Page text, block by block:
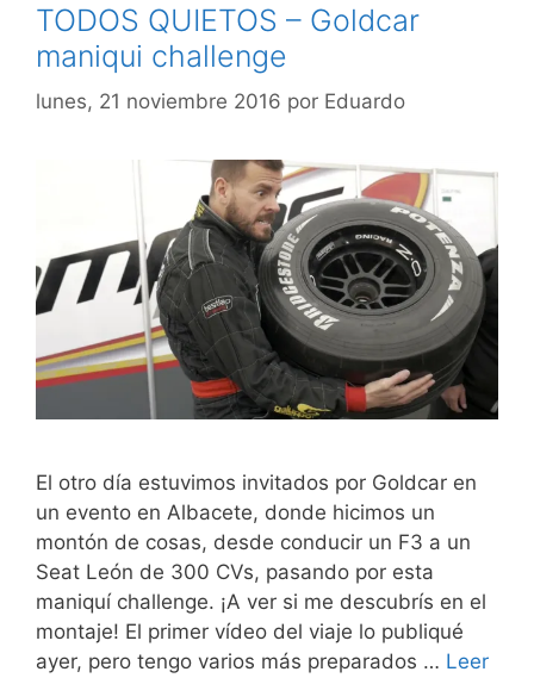
TODOS QUIETOS – Goldcar
maniqui challenge
lunes, 21 noviembre 2016 por Eduardo
El otro día estuvimos invitados por Goldcar en
un evento en Albacete, donde hicimos un
montón de cosas, desde conducir un F3 a un
Seat León de 300 CVs, pasando por esta
maniquí challenge. ¡A ver si me descubrís en el
montaje! El primer vídeo del viaje lo publiqué
ayer, pero tengo varios más preparados … Leer